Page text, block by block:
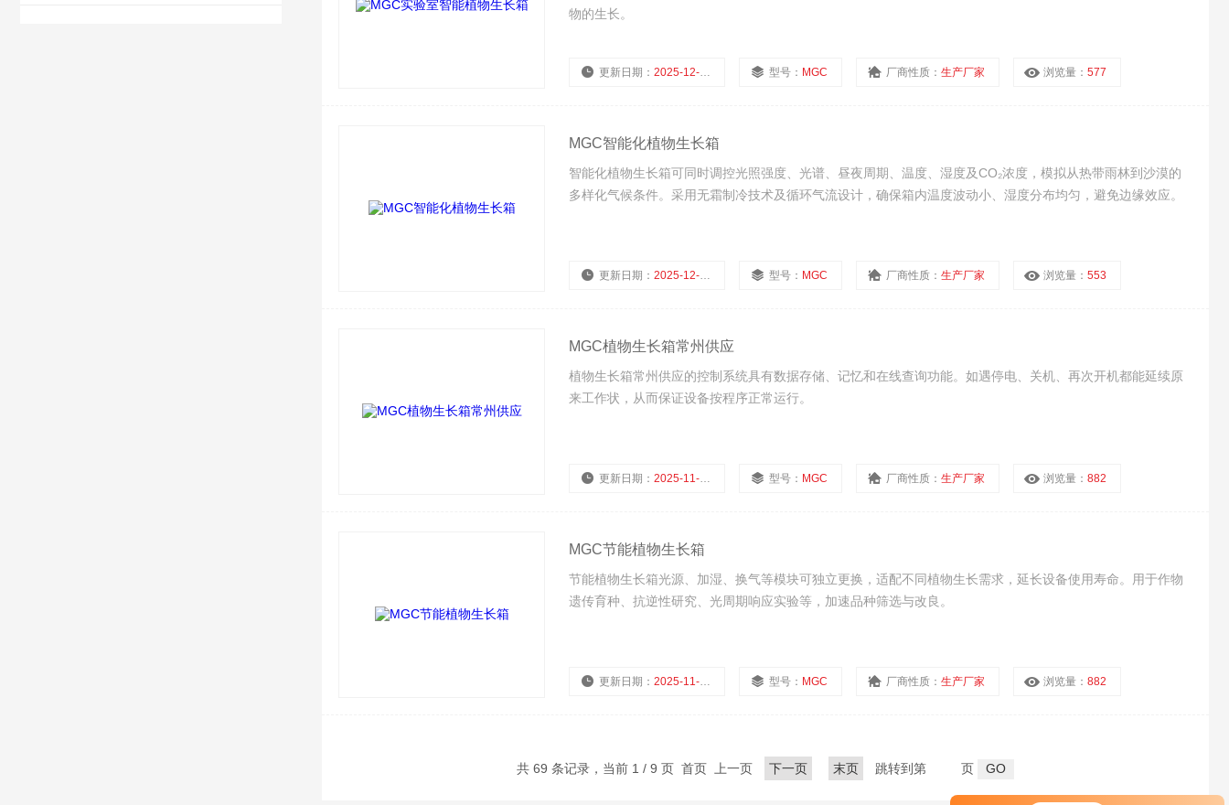
物的生长。
更新日期：2025-12-26 型号： MGC 厂商性质：生产厂家 浏览量：577
MGC智能化植物生长箱
智能化植物生长箱可同时调控光照强度、光谱、昼夜周期、温度、湿度及CO₂浓度，模拟从热带雨林到沙漠的
多样化气候条件。采用无霜制冷技术及循环气流设计，确保箱内温度波动小、湿度分布均匀，避免边缘效应。
更新日期：2025-12-26 型号： MGC 厂商性质：生产厂家 浏览量：553
MGC植物生长箱常州供应
植物生长箱常州供应的控制系统具有数据存储、记忆和在线查询功能。如遇停电、关机、再次开机都能延续原
来工作状，从而保证设备按程序正常运行。
更新日期：2025-11-18 型号： MGC 厂商性质：生产厂家 浏览量：882
MGC节能植物生长箱
节能植物生长箱光源、加湿、换气等模块可独立更换，适配不同植物生长需求，延长设备使用寿命。用于作物
遗传育种、抗逆性研究、光周期响应实验等，加速品种筛选与改良。
更新日期：2025-11-18 型号： MGC 厂商性质：生产厂家 浏览量：882
共 69 条记录，当前 1 / 9 页 首页 上一页 下一页 末页 跳转到第 页